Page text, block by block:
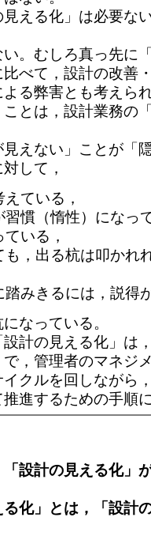
える化」は必要な
。むしろ真っ先に
べて，設計の改善
よる弊害とも考えら
ことは，設計業務の
えない」ことが「
して，
ている，
慣（惰性）になっ
いる，
，出る杭は叩かれ
みきるには，説得
なっている。
計の見える化」は
，管理者のマネジ
クルを回しながら
進するための手順
「設計の見える化」
る化」とは，「設計